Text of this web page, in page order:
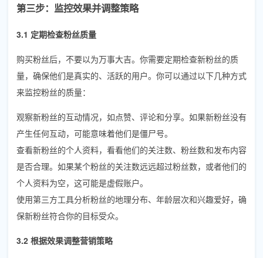
第三步：监控效果并调整策略
3.1 定期检查粉丝质量
购买粉丝后，不要以为万事大吉。你需要定期检查新粉丝的质
量，确保他们是真实的、活跃的用户。你可以通过以下几种方式
来监控粉丝的质量：
观察新粉丝的互动情况，如点赞、评论和分享。如果新粉丝没有
产生任何互动，可能意味着他们是僵尸号。
查看新粉丝的个人资料，看看他们的关注数、粉丝数和发布内容
是否合理。如果某个粉丝的关注数远远超过粉丝数，或者他们的
个人资料为空，这可能是虚假账户。
使用第三方工具分析粉丝的地理分布、年龄层次和兴趣爱好，确
保新粉丝符合你的目标受众。
3.2 根据效果调整营销策略